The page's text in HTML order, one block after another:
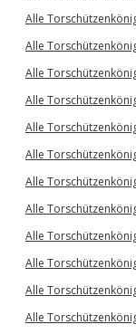
Alle
Alle
Alle
Alle
Alle
Alle
Alle
Alle
Alle
Alle
Alle
Alle